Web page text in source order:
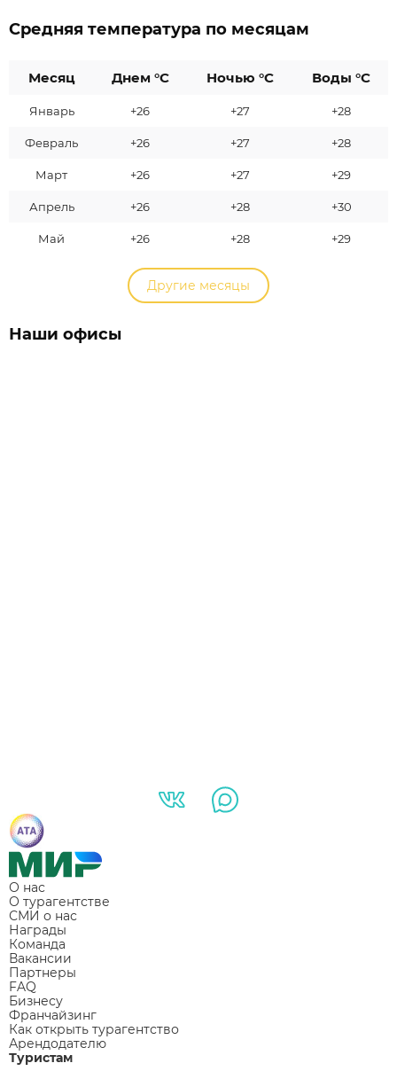
Средняя температура по месяцам
Месяц Днем °C Ночью °C Воды °C
Январь +26 +27 +28
Февраль +26 +27 +28
Март +26 +27 +29
Апрель +26 +28 +30
Май +26 +28 +29
Другие месяцы
Наши офисы
О нас
О турагентстве
СМИ о нас
Награды
Команда
Вакансии
Партнеры
FAQ
Бизнесу
Франчайзинг
Как открыть турагентство
Арендодателю
Туристам